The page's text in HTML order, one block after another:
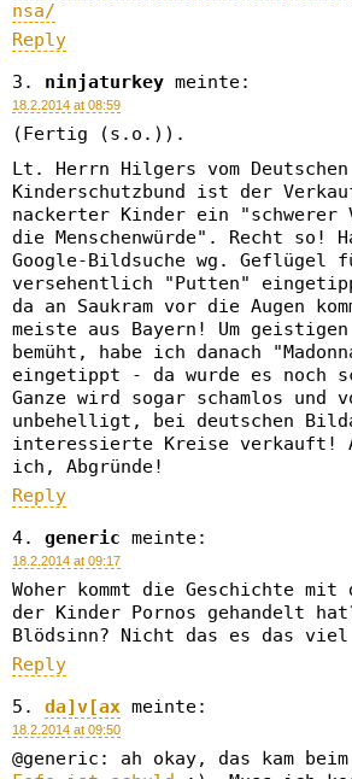
nsa/
Reply
ninjaturkey meinte:
18.2.2014 at 08:59
(Fertig (s.o.)).
Lt. Herrn Hilgers vom Deutschen
Kinderschutzbund ist der
nackerter Kinder ein "schwerer
die Menschenwürde". Recht so!
Google-Bildsuche wg. Geflügel
versehentlich "Putten"
da an Saukram vor die Augen
meiste aus Bayern! Um
bemüht, habe ich danach
eingetippt - da wurde es noch
Ganze wird sogar schamlos und
unbehelligt, bei deutschen
interessierte Kreise verkauft!
ich, Abgründe!
Reply
generic meinte:
18.2.2014 at 09:17
Woher kommt die Geschichte mit
der Kinder Pornos gehandelt
Blödsinn? Nicht das es das viel
Reply
da]v[ax meinte:
18.2.2014 at 09:50
@generic: ah okay, das kam